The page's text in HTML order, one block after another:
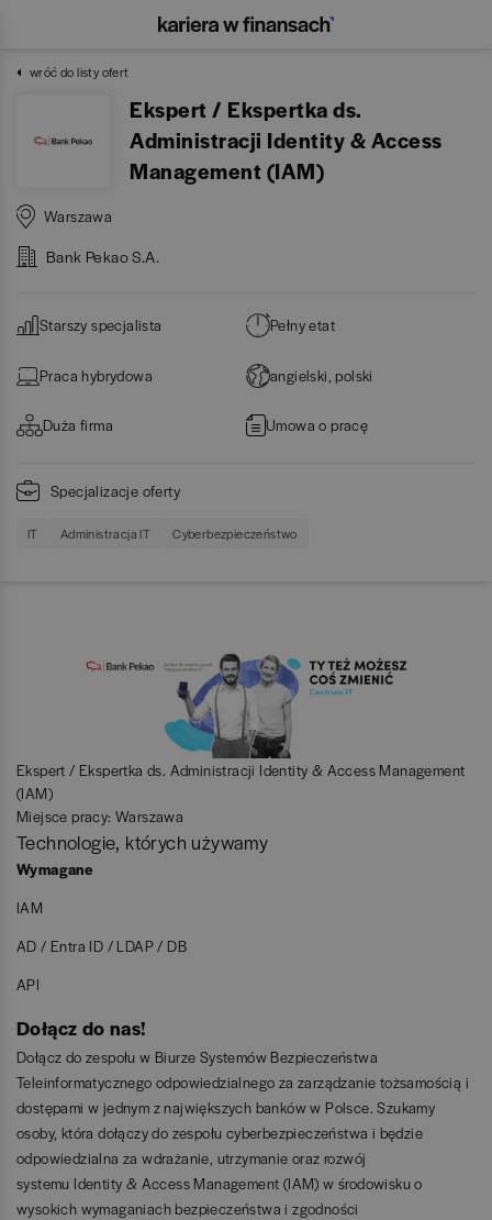
wróć do listy ofert
Ekspert / Ekspertka ds.
Administracji Identity & Access
Management (IAM)
Warszawa
Bank Pekao S.A.
Starszy specjalista Pełny etat
Praca hybrydowa angielski, polski
Duża firma Umowa o pracę
Specjalizacje oferty
IT Administracja IT Cyberbezpieczeństwo
Ekspert / Ekspertka ds. Administracji Identity & Access Management
(IAM)
Miejsce pracy: Warszawa
Technologie, których używamy
Wymagane
IAM
AD / Entra ID / LDAP / DB
API
Dołącz do nas!
Dołącz do zespołu w Biurze Systemów Bezpieczeństwa
Teleinformatycznego odpowiedzialnego za zarządzanie tożsamością i
dostępami w jednym z największych banków w Polsce. Szukamy
osoby, która dołączy do zespołu cyberbezpieczeństwa i będzie
odpowiedzialna za wdrażanie, utrzymanie oraz rozwój
systemu Identity & Access Management (IAM) w środowisku o
wysokich wymaganiach bezpieczeństwa i zgodności